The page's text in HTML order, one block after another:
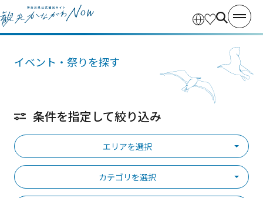
イベント・祭りを探す
条件を指定して絞り込み
エリアを選択
カテゴリを選択